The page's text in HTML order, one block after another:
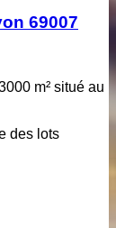
69007
m² situé au
des lots